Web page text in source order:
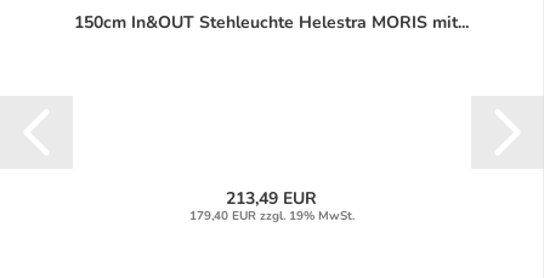
150cm In&OUT Stehleuchte Helestra MORIS mit...
213,49 EUR
179,40 EUR zzgl. 19% MwSt.